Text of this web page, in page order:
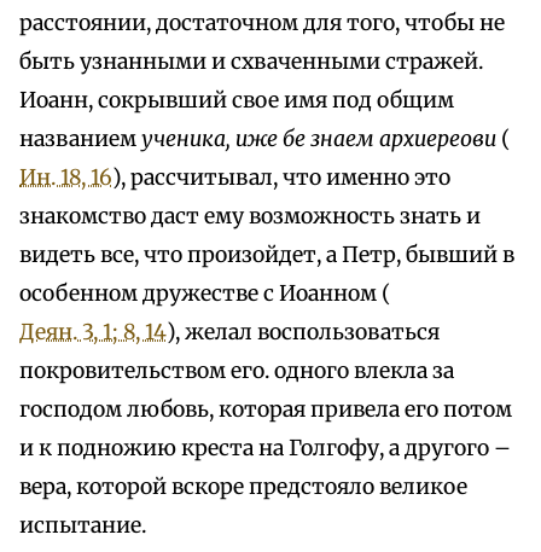
расстоянии, достаточном для того, чтобы не
быть узнанными и схваченными стражей.
Иоанн, сокрывший свое имя под общим
названиемученика, иже бе знаем архиереови (
Ин. 18, 16), рассчитывал, что именно это
знакомство даст ему возможность знать и
видеть все, что произойдет, а Петр, бывший в
особенном дружестве с Иоанном (
Деян. 3, 1; 8, 14), желал воспользоваться
покровительством его. одного влекла за
господом любовь, которая привела его потом
и к подножию креста на Голгофу, а другого –
вера, которой вскоре предстояло великое
испытание.